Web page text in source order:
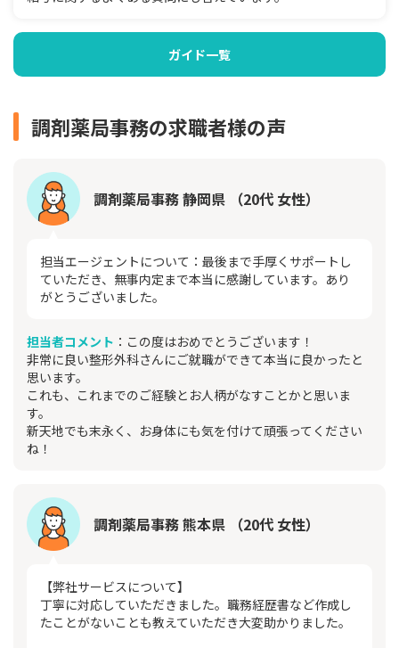
ガイド一覧
調剤薬局事務の求職者様の声
調剤薬局事務 静岡県 （20代 女性）
担当エージェントについて：最後まで手厚くサポートし
ていただき、無事内定まで本当に感謝しています。あり
がとうございました。
担当者コメント ：この度はおめでとうございます！
非常に良い整形外科さんにご就職ができて本当に良かったと
思います。
これも、これまでのご経験とお人柄がなすことかと思いま
す。
新天地でも末永く、お身体にも気を付けて頑張ってください
ね！
調剤薬局事務 熊本県 （20代 女性）
【弊社サービスについて】
丁寧に対応していただきました。職務経歴書など作成し
たことがないことも教えていただき大変助かりました。